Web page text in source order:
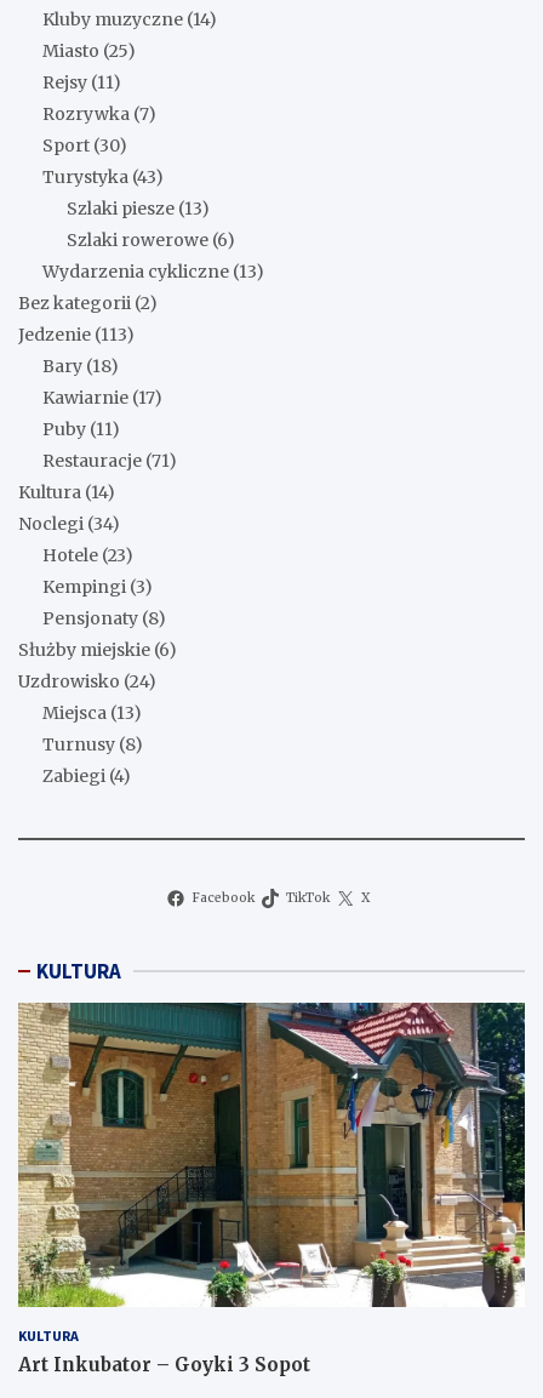
Kluby muzyczne (14)
Miasto (25)
Rejsy (11)
Rozrywka (7)
Sport (30)
Turystyka (43)
Szlaki piesze (13)
Szlaki rowerowe (6)
Wydarzenia cykliczne (13)
Bez kategorii (2)
Jedzenie (113)
Bary (18)
Kawiarnie (17)
Puby (11)
Restauracje (71)
Kultura (14)
Noclegi (34)
Hotele (23)
Kempingi (3)
Pensjonaty (8)
Służby miejskie (6)
Uzdrowisko (24)
Miejsca (13)
Turnusy (8)
Zabiegi (4)
Facebook TikTok X
KULTURA
KULTURA
Art Inkubator – Goyki 3 Sopot